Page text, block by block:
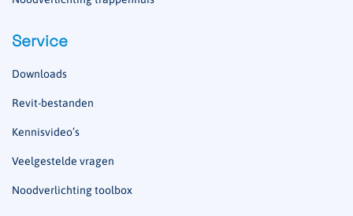
Service
Downloads
Revit-bestanden
Kennisvideo’s
Veelgestelde vragen
Noodverlichting toolbox